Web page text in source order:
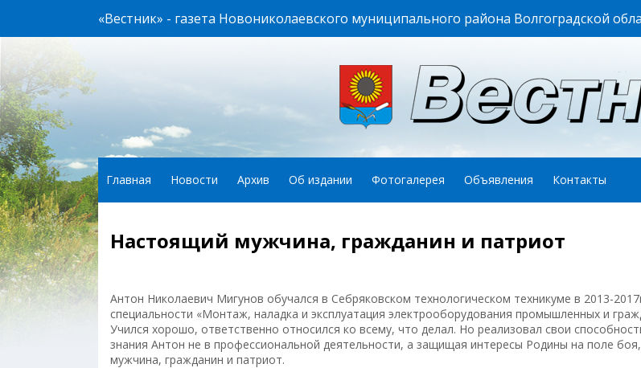
«Вестник» - газета Новониколаевского муниципального района Волгоградской
Главная Новости Архив Об издании Фотогалерея Объявления Контакты
Настоящий мужчина, гражданин и патриот
Антон Николаевич Мигунов обучался в Себряковском технологическом техникуме в 2013-
специальности «Монтаж, наладка и эксплуатация электрооборудования промышленных и
Учился хорошо, ответственно относился ко всему, что делал. Но реализовал свои
знания Антон не в профессиональной деятельности, а защищая интересы Родины на поле
мужчина, гражданин и патриот.